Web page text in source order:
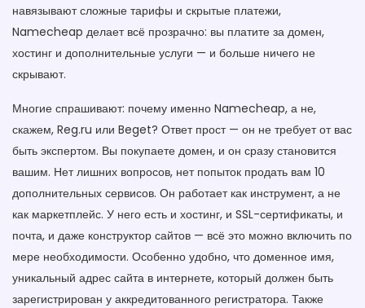
навязывают сложные тарифы и скрытые платежи,
Namecheap делает всё прозрачно: вы платите за домен,
хостинг и дополнительные услуги — и больше ничего не
скрывают.
Многие спрашивают: почему именно Namecheap, а не,
скажем, Reg.ru или Beget? Ответ прост — он не требует от вас
быть экспертом. Вы покупаете домен, и он сразу становится
вашим. Нет лишних вопросов, нет попыток продать вам 10
дополнительных сервисов. Он работает как инструмент, а не
как маркетплейс. У него есть и хостинг, и SSL-сертификаты, и
почта, и даже конструктор сайтов — всё это можно включить по
мере необходимости. Особенно удобно, что доменное имя,
уникальный адрес сайта в интернете, который должен быть
зарегистрирован у аккредитованного регистратора. Также